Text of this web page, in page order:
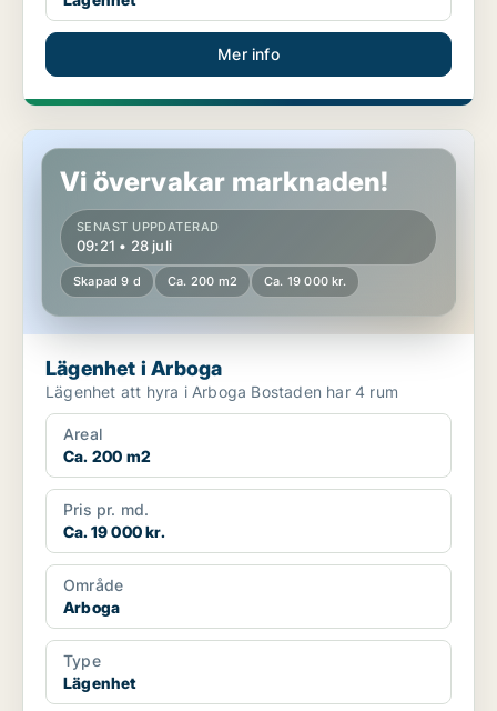
Mer info
Lägenhet i Arboga
Vi övervakar marknaden!
SENAST UPPDATERAD
09:21 • 28 juli
Skapad 9 d Ca. 200 m2 Ca. 19 000 kr.
Lägenhet i Arboga
Lägenhet att hyra i Arboga Bostaden har 4 rum
Areal
Ca. 200 m2
Pris pr. md.
Ca. 19 000 kr.
Område
Arboga
Type
Lägenhet